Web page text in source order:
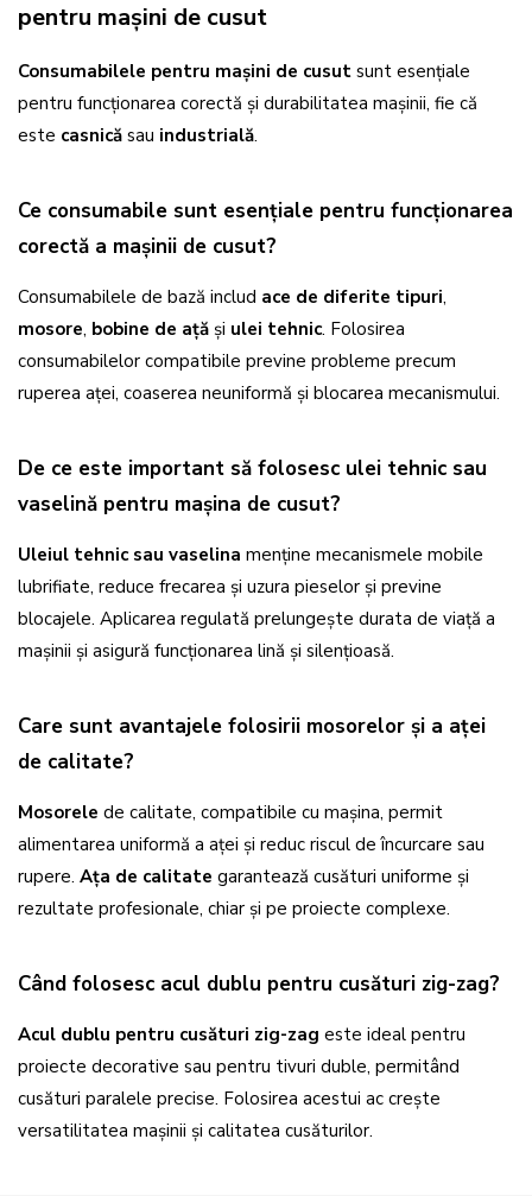
pentru mașini de cusut
Consumabilele pentru mașini de cusut sunt esențiale
pentru funcționarea corectă și durabilitatea mașinii, fie că
este casnică sau industrială.
Ce consumabile sunt esențiale pentru funcționarea
corectă a mașinii de cusut?
Consumabilele de bază includ ace de diferite tipuri,
mosore, bobine de ață și ulei tehnic. Folosirea
consumabilelor compatibile previne probleme precum
ruperea aței, coaserea neuniformă și blocarea mecanismului.
De ce este important să folosesc ulei tehnic sau
vaselină pentru mașina de cusut?
Uleiul tehnic sau vaselina menține mecanismele mobile
lubrifiate, reduce frecarea și uzura pieselor și previne
blocajele. Aplicarea regulată prelungește durata de viață a
mașinii și asigură funcționarea lină și silențioasă.
Care sunt avantajele folosirii mosorelor și a aței
de calitate?
Mosorele de calitate, compatibile cu mașina, permit
alimentarea uniformă a aței și reduc riscul de încurcare sau
rupere. Ața de calitate garantează cusături uniforme și
rezultate profesionale, chiar și pe proiecte complexe.
Când folosesc acul dublu pentru cusături zig-zag?
Acul dublu pentru cusături zig-zag este ideal pentru
proiecte decorative sau pentru tivuri duble, permitând
cusături paralele precise. Folosirea acestui ac crește
versatilitatea mașinii și calitatea cusăturilor.